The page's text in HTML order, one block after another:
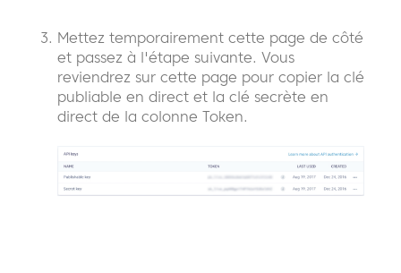
Mettez temporairement cette page de côté
et passez à l'étape suivante. Vous
reviendrez sur cette page pour copier la clé
publiable en direct et la clé secrète en
direct de la colonne Token.